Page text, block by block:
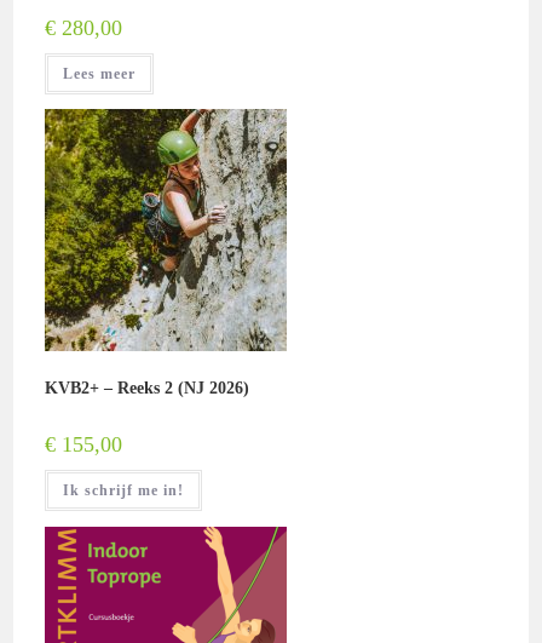
€ 280,00
Lees meer
KVB2+ – Reeks 2 (NJ 2026)
€ 155,00
Ik schrijf me in!